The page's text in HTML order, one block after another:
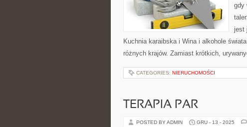
gdy
jest
Kuchnia karaibska i Wina i alkohole
różnych krajów. Zamiast krótkich,
CATEGORIES: NIERUCHOMOŚCI
TERAPIA PAR
POSTED BY ADMIN GRU - 13 - 2025